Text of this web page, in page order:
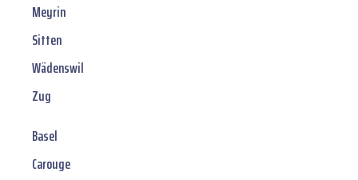
Meyrin
Sitten
Wädenswil
Zug
Basel
Carouge